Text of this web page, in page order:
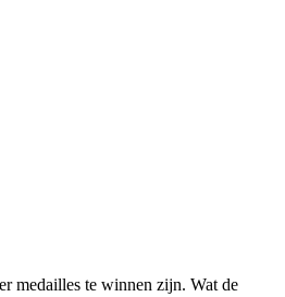
medailles te winnen zijn. Wat de